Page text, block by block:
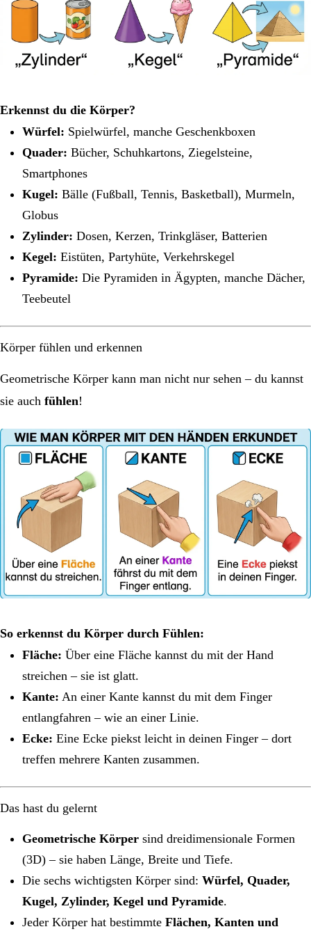
Erkennst du die Körper?
Würfel: Spielwürfel, manche Geschenkboxen
Quader: Bücher, Schuhkartons, Ziegelsteine,
Smartphones
Kugel: Bälle (Fußball, Tennis, Basketball), Murmeln,
Globus
Zylinder: Dosen, Kerzen, Trinkgläser, Batterien
Kegel: Eistüten, Partyhüte, Verkehrskegel
Pyramide: Die Pyramiden in Ägypten, manche Dächer,
Teebeutel
Körper fühlen und erkennen
Geometrische Körper kann man nicht nur sehen – du kannst
sie auch fühlen!
So erkennst du Körper durch Fühlen:
Fläche: Über eine Fläche kannst du mit der Hand
streichen – sie ist glatt.
Kante: An einer Kante kannst du mit dem Finger
entlangfahren – wie an einer Linie.
Ecke: Eine Ecke piekst leicht in deinen Finger – dort
treffen mehrere Kanten zusammen.
Das hast du gelernt
Geometrische Körper sind dreidimensionale Formen
(3D) – sie haben Länge, Breite und Tiefe.
Die sechs wichtigsten Körper sind: Würfel, Quader,
Kugel, Zylinder, Kegel und Pyramide.
Jeder Körper hat bestimmte Flächen, Kanten und